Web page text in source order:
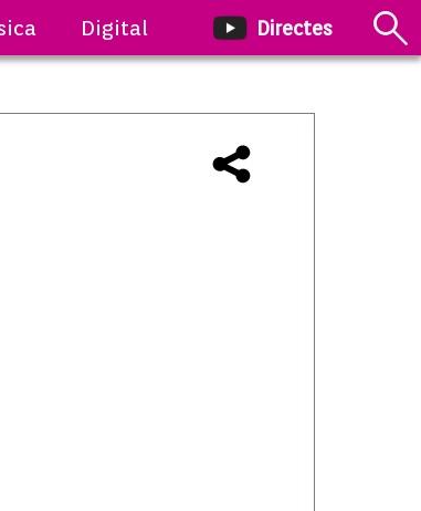
Digital Directes